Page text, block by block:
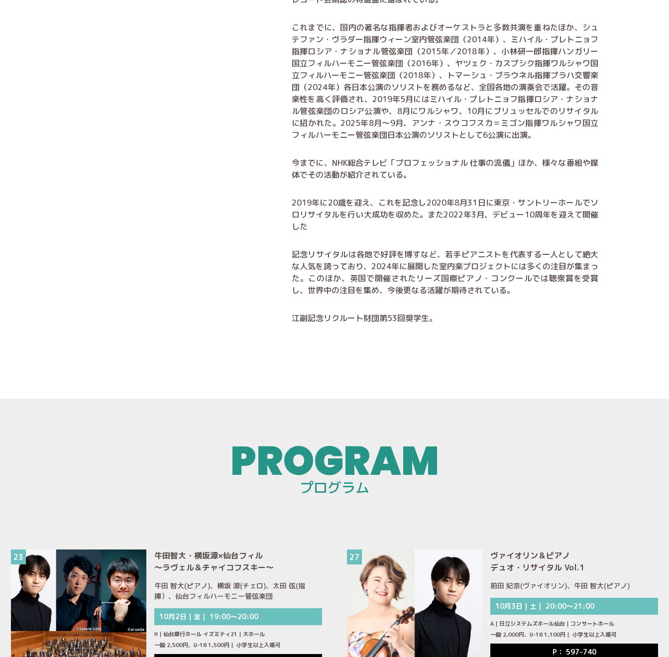
これまでに、国内の著名な指揮者およびオーケストラと多数共演を重ねたほか、シュ
テファン・ヴラダー指揮ウィーン室内管弦楽団（2014年）、ミハイル・プレトニョフ
指揮ロシア・ナショナル管弦楽団（2015年／2018年）、小林研一郎指揮ハンガリー
国立フィルハーモニー管弦楽団（2016年）、ヤツェク・カスプシク指揮ワルシャワ国
立フィルハーモニー管弦楽団（2018年）、トマーシュ・ブラウネル指揮プラハ交響楽
団（2024年）各日本公演のソリストを務めるなど、全国各地の演奏会で活躍。その音
楽性を高く評価され、2019年5月にはミハイル・プレトニョフ指揮ロシア・ナショナ
ル管弦楽団のロシア公演や、8月にワルシャワ、10月にブリュッセルでのリサイタル
に招かれた。2025年8月～9月、アンナ・スウコフスカ＝ミゴン指揮ワルシャワ国立
フィルハーモニー管弦楽団日本公演のソリストとして6公演に出演。
今までに、NHK総合テレビ「プロフェッショナル 仕事の流儀」ほか、様々な番組や媒
体でその活動が紹介されている。
2019年に20歳を迎え、これを記念し2020年8月31日に東京・サントリーホールでソ
ロリサイタルを行い大成功を収めた。また2022年3月、デビュー10周年を迎えて開催
した
記念リサイタルは各地で好評を博すなど、若手ピアニストを代表する一人として絶大
な人気を誇っており、2024年に展開した室内楽プロジェクトには多くの注目が集まっ
た。このほか、英国で開催されたリーズ国際ピアノ・コンクールでは聴衆賞を受賞
し、世界中の注目を集め、今後更なる活躍が期待されている。
江副記念リクルート財団第53回奨学生。
プログラム
23
牛田智大・横坂源×仙台フィル
～ラヴェル＆チャイコフスキー～
牛田 智大(ピアノ)、横坂 源(チェロ)、太田 弦(指
揮）、仙台フィルハーモニー管弦楽団
10月2日｜金｜ 19:00～20:00
H｜仙台銀行ホール イズミティ21｜大ホール
一般 2,500円、U-18 1,500円｜ 小学生以上入場可
27
ヴァイオリン＆ピアノ
デュオ・リサイタル Vol.1
前田 妃奈(ヴァイオリン)、牛田 智大(ピアノ)
10月3日｜土｜ 20:00～21:00
A｜日立システムズホール仙台｜コンサートホール
一般 2,000円、U-18 1,100円｜ 小学生以上入場可
P： 597-740